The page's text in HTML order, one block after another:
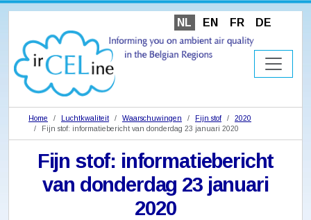
NL EN FR DE
Home Luchtkwaliteit Waarschuwingen Fijn stof
2020
Fijn stof: informatiebericht van donderdag 23 januari 2020
Fijn stof: informatiebericht
van donderdag 23 januari
2020